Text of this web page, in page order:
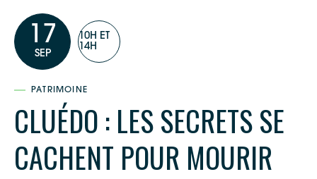
17
SEP
10H ET
14H
PATRIMOINE
CLUÉDO : LES SECRETS SE
CACHENT POUR MOURIR